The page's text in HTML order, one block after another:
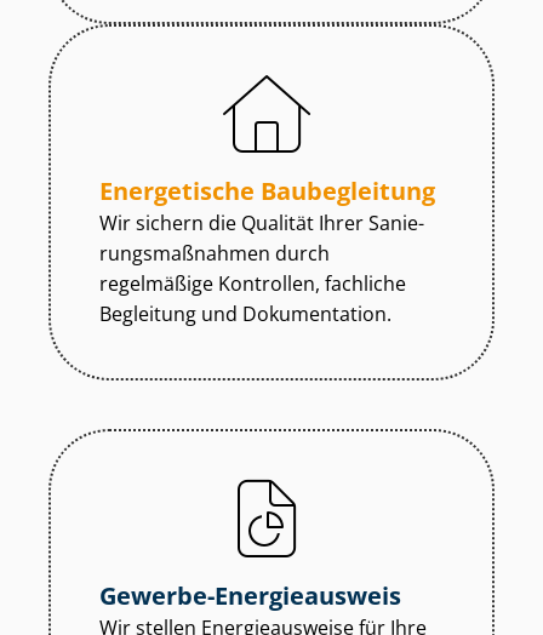
Energetische Baubegleitung
Wir sichern die Qualität Ihrer Sa­nie­
rungs­maß­nah­men durch
regelmäßige Kontrollen, fachliche
Begleitung und Dokumentation.
Gewerbe-Energieausweis
Wir stellen Energieausweise für Ihre